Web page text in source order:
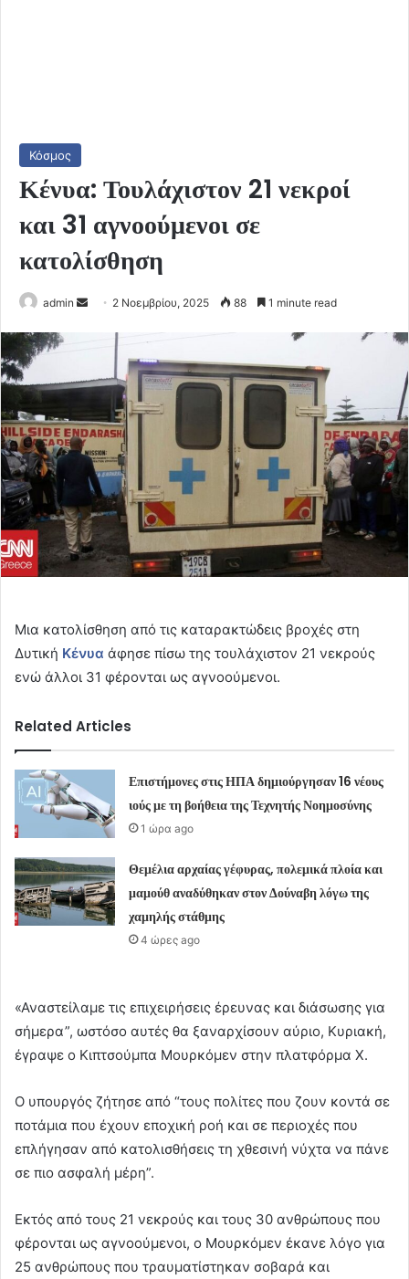
Κόσμος
Κένυα: Τουλάχιστον 21 νεκροί
και 31 αγνοούμενοι σε
κατολίσθηση
admin
Send 2 Νοεμβρίου, 2025 88 1 minute read
Μια κατολίσθηση από τις καταρακτώδεις βροχές στη
Δυτική Κένυα άφησε πίσω της τουλάχιστον 21 νεκρούς
ενώ άλλοι 31 φέρονται ως αγνοούμενοι.
Related Articles
Επιστήμονες στις ΗΠΑ δημιούργησαν 16 νέους
ιούς με τη βοήθεια της Τεχνητής Νοημοσύνης
1 ώρα ago
Θεμέλια αρχαίας γέφυρας, πολεμικά πλοία και
μαμούθ αναδύθηκαν στον Δούναβη λόγω της
χαμηλής στάθμης
4 ώρες ago
«Αναστείλαμε τις επιχειρήσεις έρευνας και διάσωσης για
σήμερα”, ωστόσο αυτές θα ξαναρχίσουν αύριο, Κυριακή,
έγραψε ο Κιπτσούμπα Μουρκόμεν στην πλατφόρμα X.
Ο υπουργός ζήτησε από “τους πολίτες που ζουν κοντά σε
ποτάμια που έχουν εποχική ροή και σε περιοχές που
επλήγησαν από κατολισθήσεις τη χθεσινή νύχτα να πάνε
σε πιο ασφαλή μέρη”.
Εκτός από τους 21 νεκρούς και τους 30 ανθρώπους που
φέρονται ως αγνοούμενοι, ο Μουρκόμεν έκανε λόγο για
25 ανθρώπους που τραυματίστηκαν σοβαρά και